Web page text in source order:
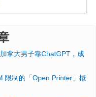
拿大男子靠ChatGPT，成
限制的「Open Printer」概